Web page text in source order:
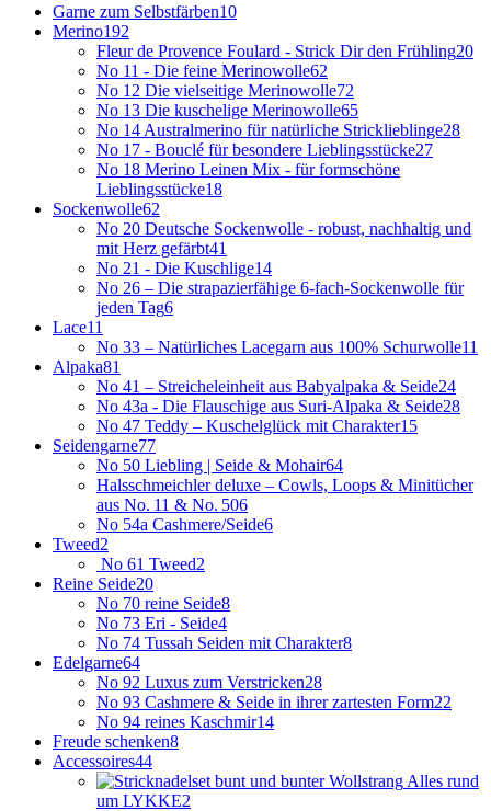
Garne zum Selbstfärben10
Merino192
Fleur de Provence Foulard - Strick Dir den Frühling20
No 11 - Die feine Merinowolle62
No 12 Die vielseitige Merinowolle72
No 13 Die kuschelige Merinowolle65
No 14 Australmerino für natürliche Stricklieblinge28
No 17 - Bouclé für besondere Lieblingsstücke27
No 18 Merino Leinen Mix - für formschöne
Lieblingsstücke18
Sockenwolle62
No 20 Deutsche Sockenwolle - robust, nachhaltig und
mit Herz gefärbt41
No 21 - Die Kuschlige14
No 26 – Die strapazierfähige 6-fach-Sockenwolle für
jeden Tag6
Lace11
No 33 – Natürliches Lacegarn aus 100% Schurwolle11
Alpaka81
No 41 – Streicheleinheit aus Babyalpaka & Seide24
No 43a - Die Flauschige aus Suri-Alpaka & Seide28
No 47 Teddy – Kuschelglück mit Charakter15
Seidengarne77
No 50 Liebling | Seide & Mohair64
Halsschmeichler deluxe – Cowls, Loops & Minitücher
aus No. 11 & No. 506
No 54a Cashmere/Seide6
Tweed2
No 61 Tweed2
Reine Seide20
No 70 reine Seide8
No 73 Eri - Seide4
No 74 Tussah Seiden mit Charakter8
Edelgarne64
No 92 Luxus zum Verstricken28
No 93 Cashmere & Seide in ihrer zartesten Form22
No 94 reines Kaschmir14
Freude schenken8
Accessoires44
Alles rund
um LYKKE2